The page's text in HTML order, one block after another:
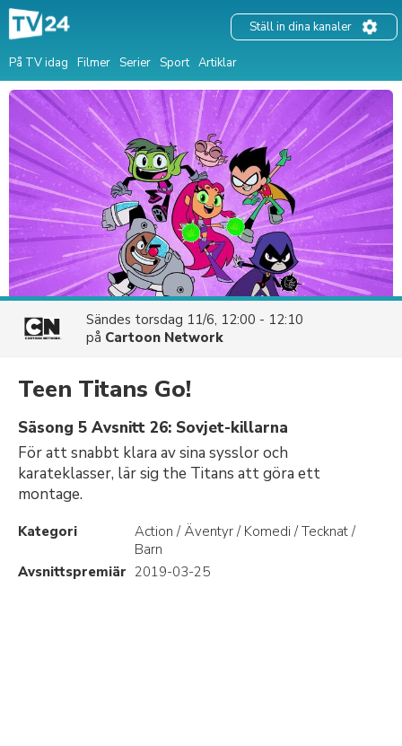
På TV idag Filmer Serier Sport Artiklar
Ställ in dina kanaler
Sändes torsdag 11/6, 12:00 - 12:10
på Cartoon Network
Teen Titans Go!
Säsong 5 Avsnitt 26: Sovjet-killarna
För att snabbt klara av sina sysslor och
karateklasser, lär sig the Titans att göra ett
montage.
Kategori
Action / Äventyr / Komedi / Tecknat /
Barn
Avsnittspremiär 2019-03-25